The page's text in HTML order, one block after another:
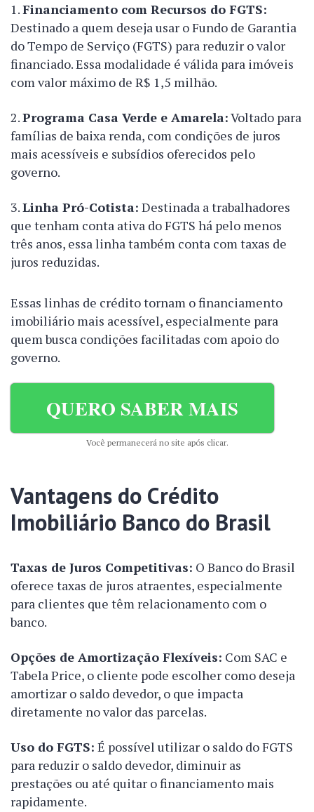
Financiamento com Recursos do FGTS:
Destinado a quem deseja usar o Fundo de Garantia
do Tempo de Serviço (FGTS) para reduzir o valor
financiado. Essa modalidade é válida para imóveis
com valor máximo de R$ 1,5 milhão.
Programa Casa Verde e Amarela:Voltado para
famílias de baixa renda, com condições de juros
mais acessíveis e subsídios oferecidos pelo
governo.
Linha Pró-Cotista: Destinada a trabalhadores
que tenham conta ativa do FGTS há pelo menos
três anos, essa linha também conta com taxas de
juros reduzidas.
Essas linhas de crédito tornam o financiamento
imobiliário mais acessível, especialmente para
quem busca condições facilitadas com apoio do
governo.
QUERO SABER MAIS
Você permanecerá no site após clicar.
Vantagens do Crédito
Imobiliário Banco do Brasil
Taxas de Juros Competitivas: O Banco do Brasil
oferece taxas de juros atraentes, especialmente
para clientes que têm relacionamento com o
banco.
Opções de Amortização Flexíveis: Com SAC e
Tabela Price, o cliente pode escolher como deseja
amortizar o saldo devedor, o que impacta
diretamente no valor das parcelas.
Uso do FGTS: É possível utilizar o saldo do FGTS
para reduzir o saldo devedor, diminuir as
prestações ou até quitar o financiamento mais
rapidamente.